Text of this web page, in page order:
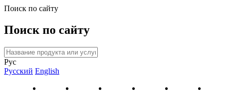
Поиск по сайту
Поиск по сайту
Рус
Русский English